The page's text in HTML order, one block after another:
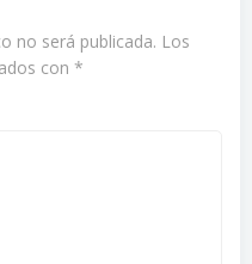
no será publicada. Los
con *